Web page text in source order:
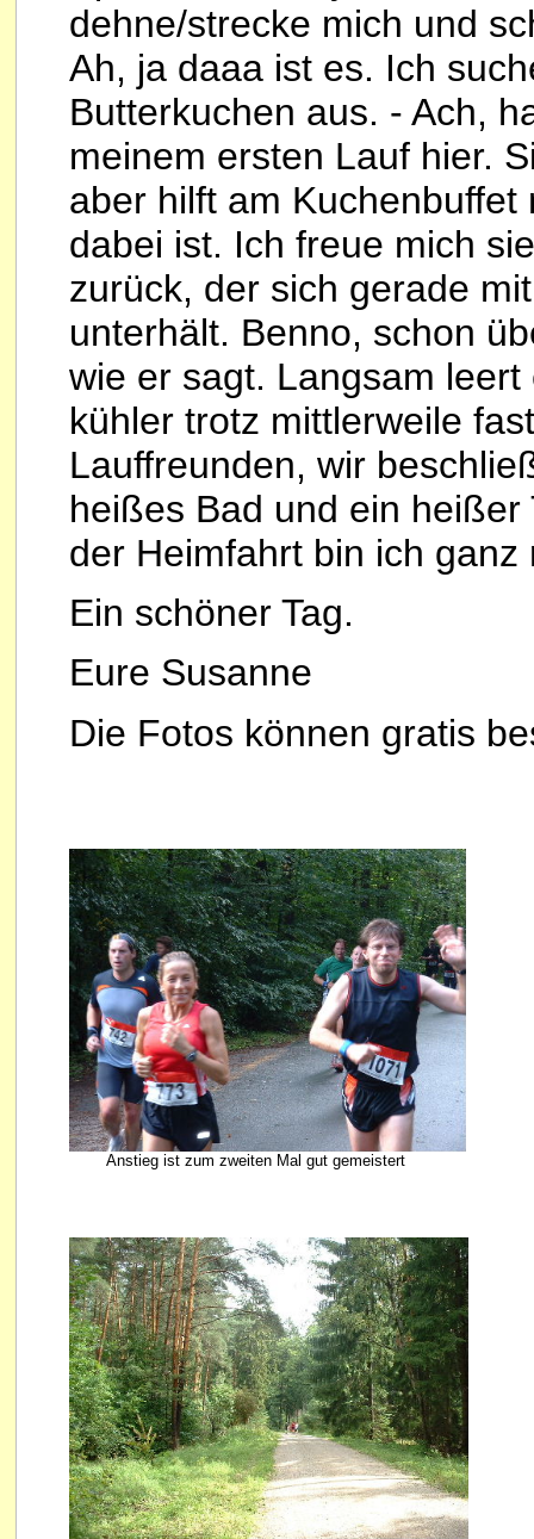
dehne/strecke mich und
Ah, ja daaa ist es. Ich
Butterkuchen aus. - Ach,
meinem ersten Lauf hier.
aber hilft am
dabei ist. Ich freue mich
zurück, der sich gerade
unterhält. Benno, schon
wie er sagt. Langsam
kühler trotz mittlerweile
Lauffreunden, wir
heißes Bad und ein
der Heimfahrt bin ich
Ein schöner Tag.
Eure Susanne
Die Fotos können gratis
Anstieg ist zum zweiten Mal gut gemeistert